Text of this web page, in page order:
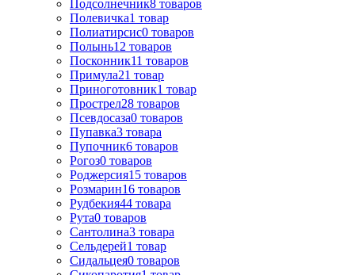
Подсолнечник8 товаров
Полевичка1 товар
Полиатирсис0 товаров
Полынь12 товаров
Посконник11 товаров
Примула21 товар
Приноготовник1 товар
Прострел28 товаров
Псевдосаза0 товаров
Пупавка3 товара
Пупочник6 товаров
Рогоз0 товаров
Роджерсия15 товаров
Розмарин16 товаров
Рудбекия44 товара
Рута0 товаров
Сантолина3 товара
Сельдерей1 товар
Сидальцея0 товаров